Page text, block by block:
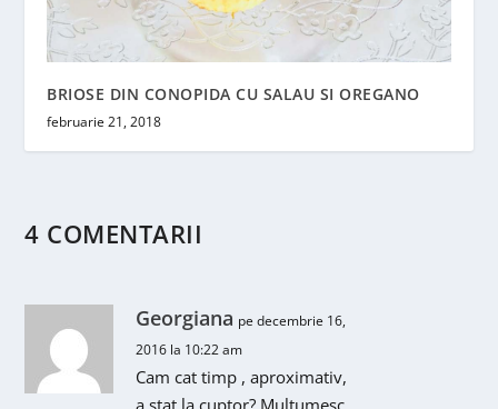
BRIOSE DIN CONOPIDA CU SALAU SI OREGANO
februarie 21, 2018
4 COMENTARII
Georgiana pe decembrie 16,
2016 la 10:22 am
Cam cat timp , aproximativ,
a stat la cuptor? Multumesc